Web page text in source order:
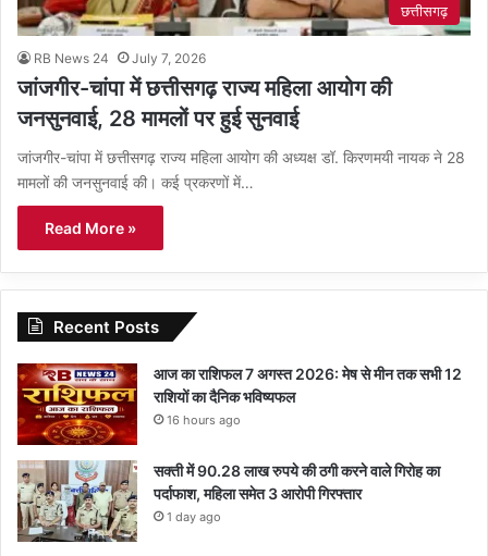
छत्तीसगढ़
RB News 24 July 7, 2026
जांजगीर-चांपा में छत्तीसगढ़ राज्य महिला आयोग की
जनसुनवाई, 28 मामलों पर हुई सुनवाई
जांजगीर-चांपा में छत्तीसगढ़ राज्य महिला आयोग की अध्यक्ष डॉ. किरणमयी नायक ने 28
मामलों की जनसुनवाई की। कई प्रकरणों में…
Read More »
Recent Posts
आज का राशिफल 7 अगस्त 2026: मेष से मीन तक सभी 12
राशियों का दैनिक भविष्यफल
16 hours ago
सक्ती में 90.28 लाख रुपये की ठगी करने वाले गिरोह का
पर्दाफाश, महिला समेत 3 आरोपी गिरफ्तार
1 day ago